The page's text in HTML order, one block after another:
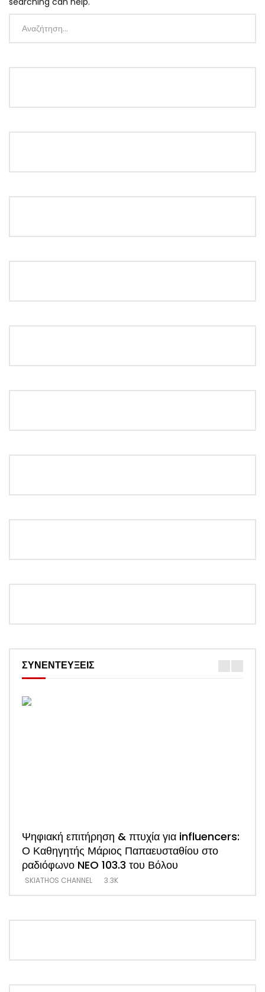
ΣΥΝΕΝΤΕΥΞΕΙΣ
Ψηφιακή επιτήρηση & πτυχία για influencers:
Ο Καθηγητής Μάριος Παπαευσταθίου στο
ραδιόφωνο NEO 103.3 του Βόλου
SKIATHOS CHANNEL 3.3K